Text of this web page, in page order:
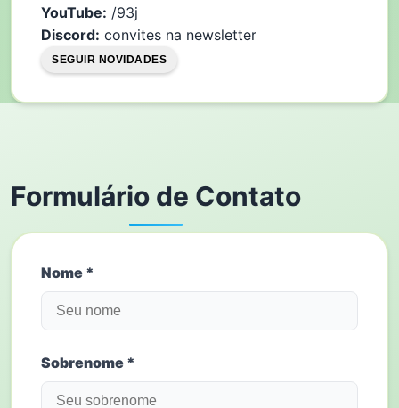
YouTube: /93j
Discord: convites na newsletter
SEGUIR NOVIDADES
Formulário de Contato
Nome *
Sobrenome *